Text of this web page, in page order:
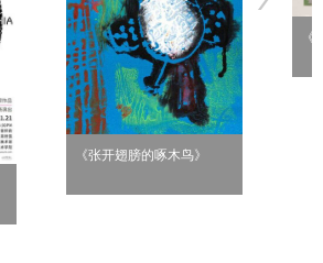
《张开翅膀的啄木鸟》
《